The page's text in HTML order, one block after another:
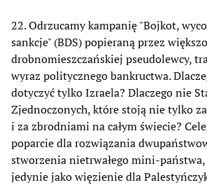
22. Odrzucamy kampanię "Bojkot,
sankcje" (BDS) popieraną przez
drobnomieszczańskiej pseudolewcy,
wyraz politycznego bankructwa.
dotyczyć tylko Izraela? Dlaczego nie
Zjednoczonych, które stoją nie tylko
i za zbrodniami na całym świecie?
poparcie dla rozwiązania
stworzenia nietrwałego mini-państwa,
jedynie jako więzienie dla